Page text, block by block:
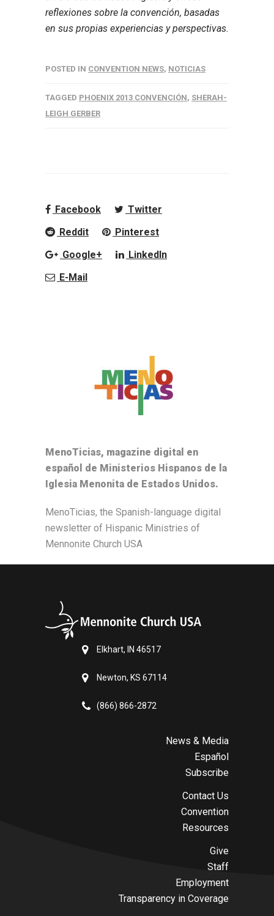
reflexiones sobre la convención, basadas
en sus propias experiencias y perspectivas.
POSTED IN CONVENTION NEWS, NOTICIAS
TAGGED PHOENIX 2013 CONVENCIÓN, SHERAH-
LEIGH GERBER
Facebook
Twitter
Reddit
Pinterest
Google+
LinkedIn
E-Mail
MenoTicias, magazine digital en
español de Ministerios Hispanos de la
Iglesia Menonita de Estados Unidos.
MenoTicias, the Spanish-language digital
newsletter of Hispanic Ministries of
Mennonite Church USA
Elkhart, IN 46517
Newton, KS 67114
(866) 866-2872
News & Media
Español
Subscribe
Contact Us
Convention
Resources
Give
Staff
Employment
Transparency in Coverage